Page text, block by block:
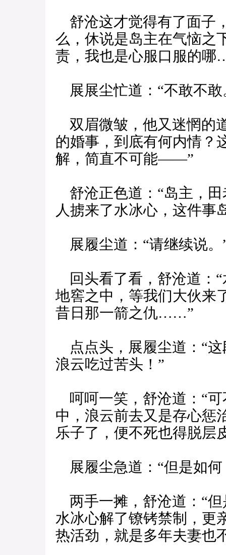
舒沧这才觉得有了面子
么，休说是岛主在气恼之
责，我也是心服口服的
展展尘忙道：“不敢不敢
双眉微皱，他又迷惘的
的婚事，到底有何内情？
解，简直不可能——”
舒沧正色道：“岛主，田
人掳来了水冰心，这件事
展履尘道：“请继续说。
回头看了看，舒沧道：“
地窖之中，等我们大伙来
昔日那一箭之仇……”
点点头，展履尘道：“
浪云吃过苦头！”
呵呵一笑，舒沧道：“
中，浪云前去又是存心惩
乐子了，便不死也得脱
展履尘急道：“但是如何
两手一摊，舒沧道：“
水冰心解了镣铐禁制，更
热活劲，就是多年夫妻也